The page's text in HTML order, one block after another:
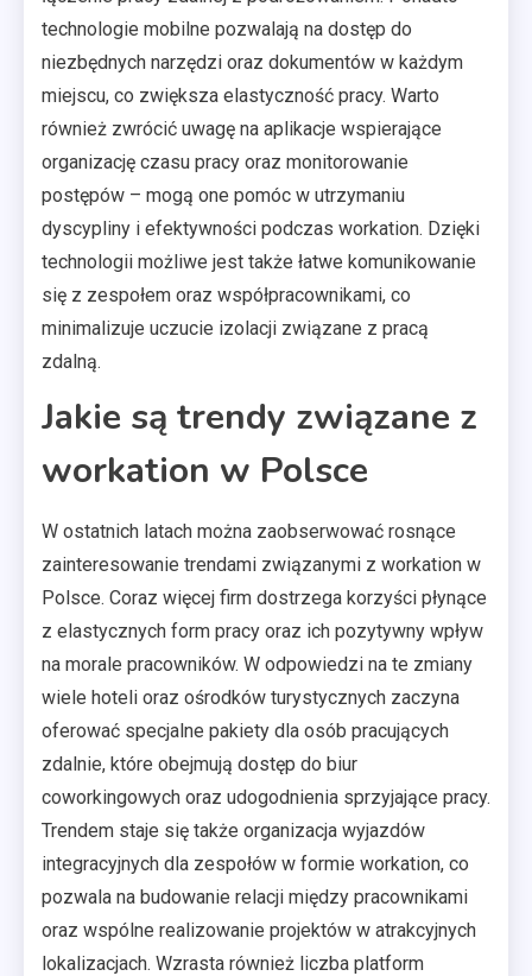
technologie mobilne pozwalają na dostęp do
niezbędnych narzędzi oraz dokumentów w każdym
miejscu, co zwiększa elastyczność pracy. Warto
również zwrócić uwagę na aplikacje wspierające
organizację czasu pracy oraz monitorowanie
postępów – mogą one pomóc w utrzymaniu
dyscypliny i efektywności podczas workation. Dzięki
technologii możliwe jest także łatwe komunikowanie
się z zespołem oraz współpracownikami, co
minimalizuje uczucie izolacji związane z pracą
zdalną.
Jakie są trendy związane z
workation w Polsce
W ostatnich latach można zaobserwować rosnące
zainteresowanie trendami związanymi z workation w
Polsce. Coraz więcej firm dostrzega korzyści płynące
z elastycznych form pracy oraz ich pozytywny wpływ
na morale pracowników. W odpowiedzi na te zmiany
wiele hoteli oraz ośrodków turystycznych zaczyna
oferować specjalne pakiety dla osób pracujących
zdalnie, które obejmują dostęp do biur
coworkingowych oraz udogodnienia sprzyjające pracy.
Trendem staje się także organizacja wyjazdów
integracyjnych dla zespołów w formie workation, co
pozwala na budowanie relacji między pracownikami
oraz wspólne realizowanie projektów w atrakcyjnych
lokalizacjach. Wzrasta również liczba platform